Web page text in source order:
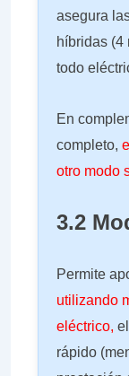
asegura
híbridas (4
todo
En
completo,
otro modo
3.2
Permite
utilizando
eléctrico,
rápido